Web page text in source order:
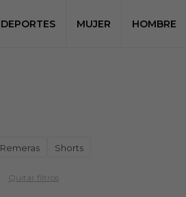
DEPORTES MUJER HOMBRE
Remeras Shorts
Quitar filtros